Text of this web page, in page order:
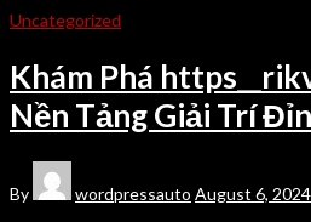
Uncategorized
Khám Phá
Nền Tảng Giải Trí
By wordpressauto August 6, 2024